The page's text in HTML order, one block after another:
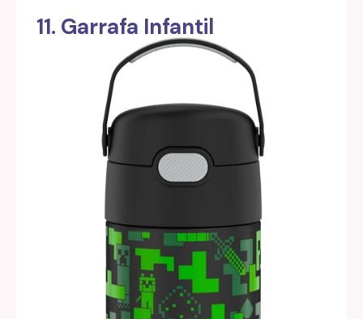
11. Garrafa Infantil